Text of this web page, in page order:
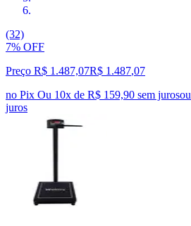
(32)
7% OFF
Preço R$ 1.487,07R$ 1.487,07
no Pix Ou 10x de R$ 159,90 sem jurosou
juros